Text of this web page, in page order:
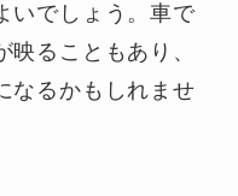
いでしょう。車で
ることもあり、
なるかもしれませ